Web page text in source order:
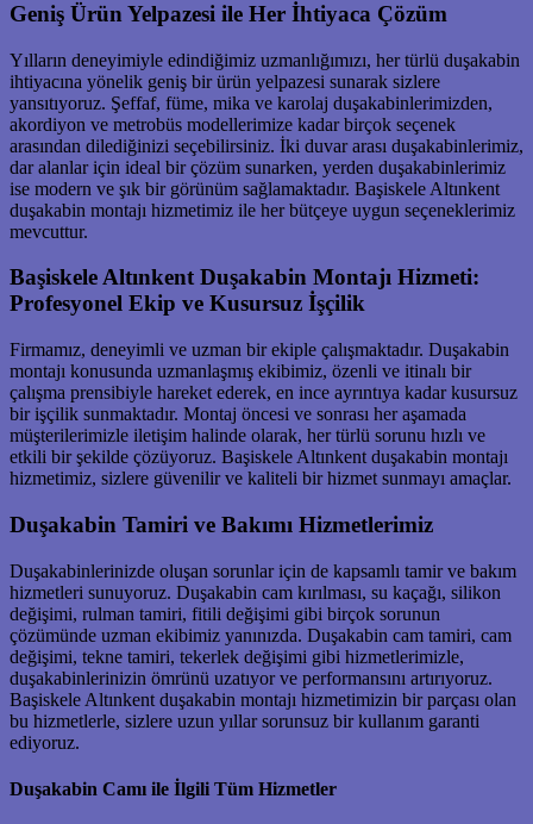
Geniş Ürün Yelpazesi ile Her İhtiyaca Çözüm
Yılların deneyimiyle edindiğimiz uzmanlığımızı, her türlü duşakabin
ihtiyacına yönelik geniş bir ürün yelpazesi sunarak sizlere
yansıtıyoruz. Şeffaf, füme, mika ve karolaj duşakabinlerimizden,
akordiyon ve metrobüs modellerimize kadar birçok seçenek
arasından dilediğinizi seçebilirsiniz. İki duvar arası duşakabinlerimiz,
dar alanlar için ideal bir çözüm sunarken, yerden duşakabinlerimiz
ise modern ve şık bir görünüm sağlamaktadır. Başiskele Altınkent
duşakabin montajı hizmetimiz ile her bütçeye uygun seçeneklerimiz
mevcuttur.
Başiskele Altınkent Duşakabin Montajı Hizmeti:
Profesyonel Ekip ve Kusursuz İşçilik
Firmamız, deneyimli ve uzman bir ekiple çalışmaktadır. Duşakabin
montajı konusunda uzmanlaşmış ekibimiz, özenli ve itinalı bir
çalışma prensibiyle hareket ederek, en ince ayrıntıya kadar kusursuz
bir işçilik sunmaktadır. Montaj öncesi ve sonrası her aşamada
müşterilerimizle iletişim halinde olarak, her türlü sorunu hızlı ve
etkili bir şekilde çözüyoruz. Başiskele Altınkent duşakabin montajı
hizmetimiz, sizlere güvenilir ve kaliteli bir hizmet sunmayı amaçlar.
Duşakabin Tamiri ve Bakımı Hizmetlerimiz
Duşakabinlerinizde oluşan sorunlar için de kapsamlı tamir ve bakım
hizmetleri sunuyoruz. Duşakabin cam kırılması, su kaçağı, silikon
değişimi, rulman tamiri, fitili değişimi gibi birçok sorunun
çözümünde uzman ekibimiz yanınızda. Duşakabin cam tamiri, cam
değişimi, tekne tamiri, tekerlek değişimi gibi hizmetlerimizle,
duşakabinlerinizin ömrünü uzatıyor ve performansını artırıyoruz.
Başiskele Altınkent duşakabin montajı hizmetimizin bir parçası olan
bu hizmetlerle, sizlere uzun yıllar sorunsuz bir kullanım garanti
ediyoruz.
Duşakabin Camı ile İlgili Tüm Hizmetler